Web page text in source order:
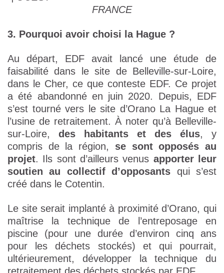
FRANCE
3. Pourquoi avoir choisi la Hague ?
Au départ, EDF avait lancé une étude de
faisabilité dans le site de Belleville-sur-Loire,
dans le Cher, ce que conteste EDF. Ce projet
a été abandonné en juin 2020. Depuis, EDF
s’est tourné vers le site d’Orano La Hague et
l’usine de retraitement. À noter qu’à Belleville-
sur-Loire, des habitants et des élus, y
compris de la région, se sont opposés au
projet. Ils sont d’ailleurs venus apporter leur
soutien au collectif d’opposants qui s’est
créé dans le Cotentin.
Le site serait implanté à proximité d’Orano, qui
maîtrise la technique de l’entreposage en
piscine (pour une durée d’environ cinq ans
pour les déchets stockés) et qui pourrait,
ultérieurement, développer la technique du